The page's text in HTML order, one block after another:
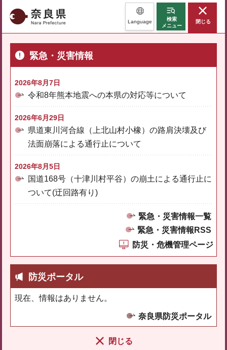
奈良県 Language
検索
メニュー
閉じる
緊急・災害情報
2026年8月7日
令和8年熊本地震への本県の対応等について
2026年6月29日
県道東川河合線（上北山村小橡）の路肩決壊及び
法面崩落による通行止について
2026年8月5日
国道168号（十津川村平谷）の崩土による通行止に
ついて(迂回路有り)
緊急・災害情報一覧
緊急・災害情報RSS
防災・危機管理ページ
防災ポータル
現在、情報はありません。
奈良県防災ポータル
閉じる